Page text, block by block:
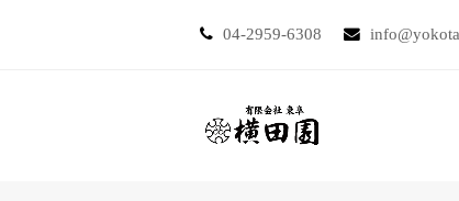
04-2959-6308